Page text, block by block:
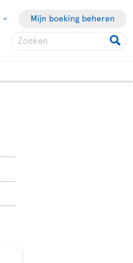
Mijn boeking beheren